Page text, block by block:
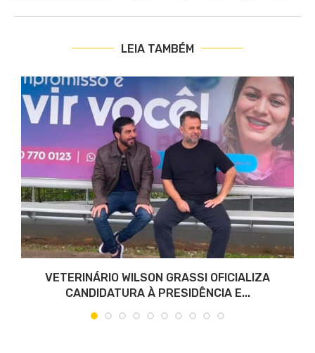
LEIA TAMBÉM
VETERINÁRIO WILSON GRASSI OFICIALIZA
CANDIDATURA À PRESIDÊNCIA E...